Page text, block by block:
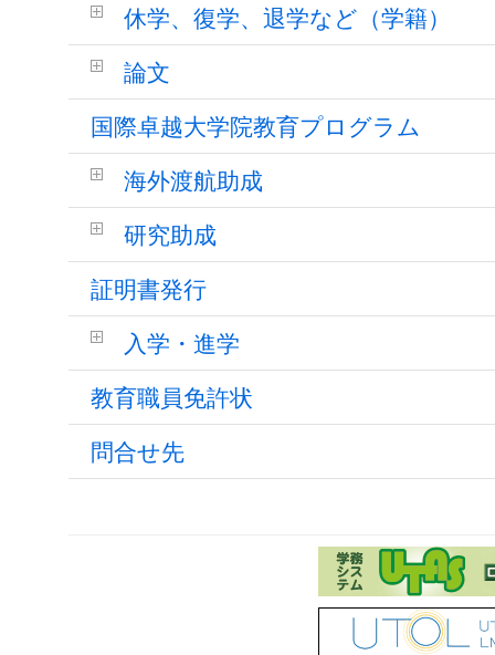
休学、復学、退学など（学籍）
論文
国際卓越大学院教育プログラム
海外渡航助成
研究助成
証明書発行
入学・進学
教育職員免許状
問合せ先